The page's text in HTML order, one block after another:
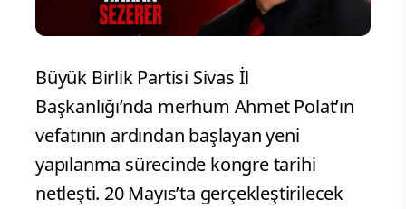
Büyük Birlik Partisi Sivas İl
Başkanlığı’nda merhum Ahmet Polat’ın
vefatının ardından başlayan yeni
yapılanma sürecinde kongre tarihi
netleşti. 20 Mayıs’ta gerçekleştirilecek